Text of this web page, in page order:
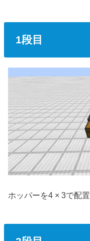
1段目
ホッパーを4 × 3で配